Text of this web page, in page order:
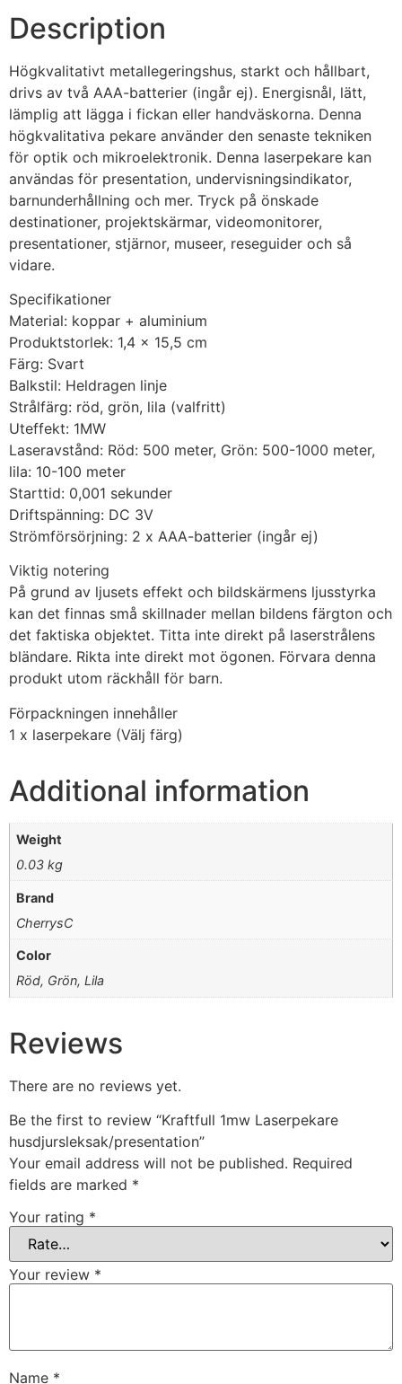
Description
Högkvalitativt metallegeringshus, starkt och hållbart,
drivs av två AAA-batterier (ingår ej). Energisnål, lätt,
lämplig att lägga i fickan eller handväskorna. Denna
högkvalitativa pekare använder den senaste tekniken
för optik och mikroelektronik. Denna laserpekare kan
användas för presentation, undervisningsindikator,
barnunderhållning och mer. Tryck på önskade
destinationer, projektskärmar, videomonitorer,
presentationer, stjärnor, museer, reseguider och så
vidare.
Specifikationer
Material: koppar + aluminium
Produktstorlek: 1,4 × 15,5 cm
Färg: Svart
Balkstil: Heldragen linje
Strålfärg: röd, grön, lila (valfritt)
Uteffekt: 1MW
Laseravstånd: Röd: 500 meter, Grön: 500-1000 meter,
lila: 10-100 meter
Starttid: 0,001 sekunder
Driftspänning: DC 3V
Strömförsörjning: 2 x AAA-batterier (ingår ej)
Viktig notering
På grund av ljusets effekt och bildskärmens ljusstyrka
kan det finnas små skillnader mellan bildens färgton och
det faktiska objektet. Titta inte direkt på laserstrålens
bländare. Rikta inte direkt mot ögonen. Förvara denna
produkt utom räckhåll för barn.
Förpackningen innehåller
1 x laserpekare (Välj färg)
Additional information
Weight
0.03 kg
Brand
CherrysC
Color
Röd, Grön, Lila
Reviews
There are no reviews yet.
Be the first to review “Kraftfull 1mw Laserpekare
husdjursleksak/presentation”
Your email address will not be published. Required
fields are marked *
Your rating *
Your review *
Name *